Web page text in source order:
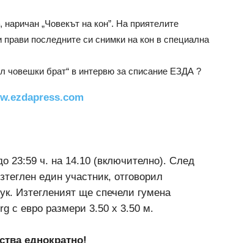
наричан „Човекът на кон”. На приятелите
последните си снимки на кон в специална
човешки брат“ в интервю за списание ЕЗДА ?
23:59 ч. на 14.10 (включително). След
един участник, отговорил
Изтегленият ще спечели гумена
с евро размери 3.50 x 3.50 м.
еднократно!